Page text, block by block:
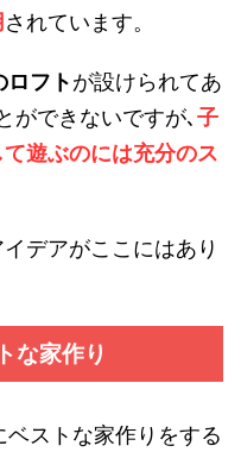
されています。
ロフトが設けられてあ
ができないですが､ 子
遊ぶのには充分のス
デアがここにはあり
な家作り
ストな家作りをする